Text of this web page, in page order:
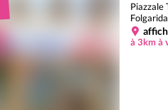
Piazzale
Folgarida
à 3km à